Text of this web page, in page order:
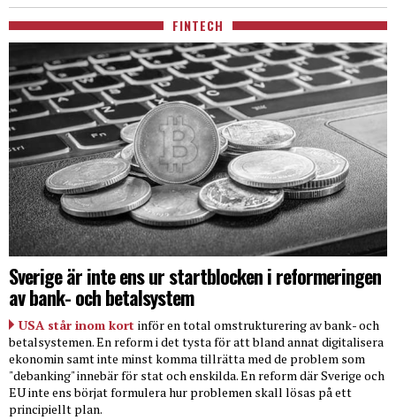
FINTECH
Sverige är inte ens ur startblocken i reformeringen
av bank- och betalsystem
USA står inom kort inför en total omstrukturering av bank- och
betalsystemen. En reform i det tysta för att bland annat digitalisera
ekonomin samt inte minst komma tillrätta med de problem som
"debanking" innebär för stat och enskilda. En reform där Sverige och
EU inte ens börjat formulera hur problemen skall lösas på ett
principiellt plan.